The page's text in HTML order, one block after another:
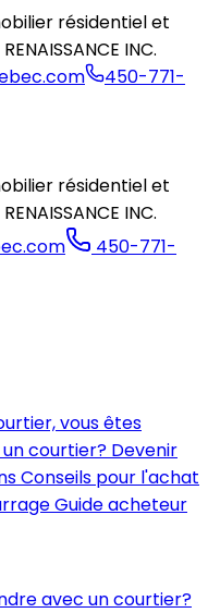
résidentiel et
INC.
450-771-
résidentiel et
INC.
450-771-
vous êtes
courtier? Devenir
Conseils pour l'achat
Guide acheteur
avec un courtier?